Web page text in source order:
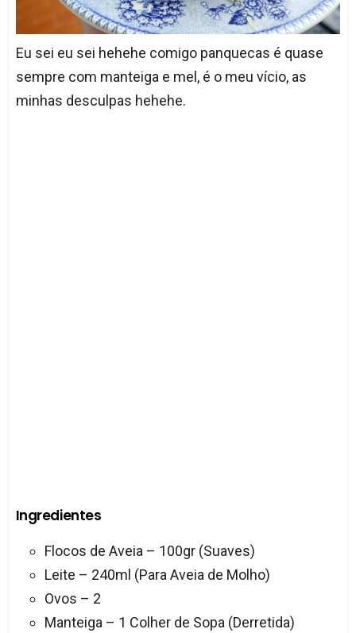
Eu sei eu sei hehehe comigo panquecas é quase
sempre com manteiga e mel, é o meu vício, as
minhas desculpas hehehe.
Ingredientes
Flocos de Aveia – 100gr (Suaves)
Leite – 240ml (Para Aveia de Molho)
Ovos – 2
Manteiga – 1 Colher de Sopa (Derretida)